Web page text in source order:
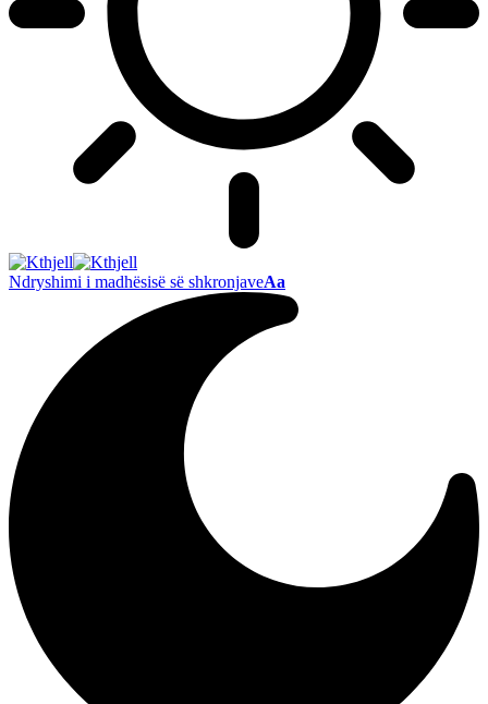
Ndryshimi i madhësisë së shkronjaveAa